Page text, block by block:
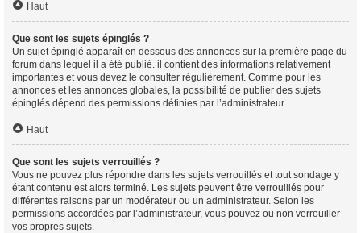
Haut
Que sont les sujets épinglés ?
Un sujet épinglé apparaît en dessous des annonces sur la première page du
forum dans lequel il a été publié. il contient des informations relativement
importantes et vous devez le consulter régulièrement. Comme pour les
annonces et les annonces globales, la possibilité de publier des sujets
épinglés dépend des permissions définies par l’administrateur.
Haut
Que sont les sujets verrouillés ?
Vous ne pouvez plus répondre dans les sujets verrouillés et tout sondage y
étant contenu est alors terminé. Les sujets peuvent être verrouillés pour
différentes raisons par un modérateur ou un administrateur. Selon les
permissions accordées par l’administrateur, vous pouvez ou non verrouiller
vos propres sujets.